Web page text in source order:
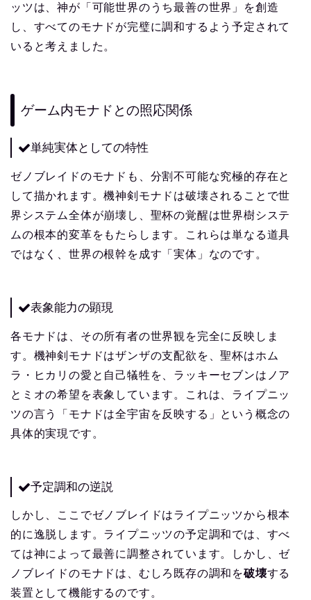
ッツは、神が「可能世界のうち最善の世界」を創造
し、すべてのモナドが完璧に調和するよう予定されて
いると考えました。
ゲーム内モナドとの照応関係
単純実体としての特性
ゼノブレイドのモナドも、分割不可能な究極的存在と
して描かれます。機神剣モナドは破壊されることで世
界システム全体が崩壊し、聖杯の覚醒は世界樹システ
ムの根本的変革をもたらします。これらは単なる道具
ではなく、世界の根幹を成す「実体」なのです。
表象能力の顕現
各モナドは、その所有者の世界観を完全に反映しま
す。機神剣モナドはザンザの支配欲を、聖杯はホム
ラ・ヒカリの愛と自己犠牲を、ラッキーセブンはノア
とミオの希望を表象しています。これは、ライプニッ
ツの言う「モナドは全宇宙を反映する」という概念の
具体的実現です。
予定調和の逆説
しかし、ここでゼノブレイドはライプニッツから根本
的に逸脱します。ライプニッツの予定調和では、すべ
ては神によって最善に調整されています。しかし、ゼ
ノブレイドのモナドは、むしろ既存の調和を破壊する
装置として機能するのです。